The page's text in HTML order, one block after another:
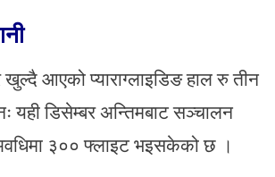
आएको प्याराग्लाइडिङ हाल रु तीन
यही डिसेम्बर अन्तिमबाट सञ्चालन
३०० फ्लाइट भइसकेको छ ।